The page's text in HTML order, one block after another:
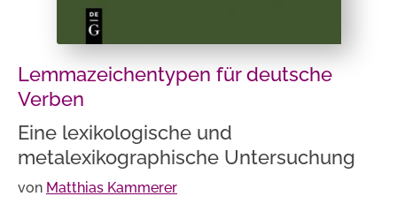
Lemmazeichentypen für deutsche
Verben
Eine lexikologische und
metalexikographische Untersuchung
von Matthias Kammerer